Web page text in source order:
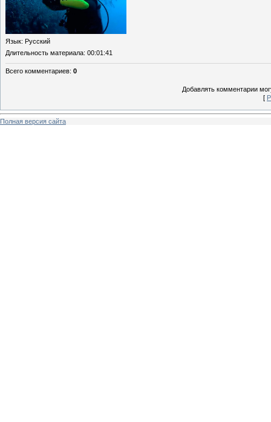
Язык: Русский
Длительность материала: 00:01:41
Всего комментариев: 0
Добавлять комментарии
[
Полная версия сайта